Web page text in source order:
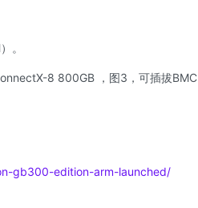
。
8 800GB ，图3，可插拔BMC
gb300-edition-arm-launched/